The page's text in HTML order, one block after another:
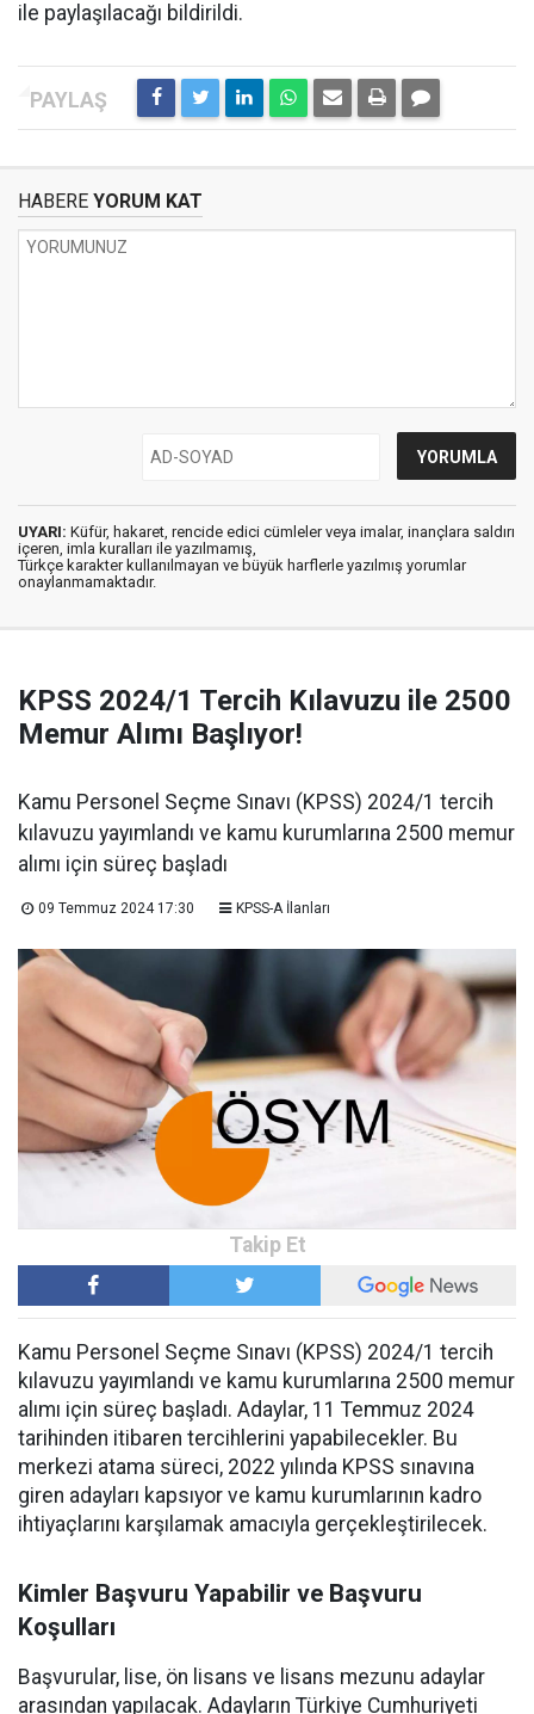
ile paylaşılacağı bildirildi.
HABERE YORUM KAT
UYARI: Küfür, hakaret, rencide edici cümleler veya imalar, inançlara saldırı
içeren, imla kuralları ile yazılmamış,
Türkçe karakter kullanılmayan ve büyük harflerle yazılmış yorumlar
onaylanmamaktadır.
KPSS 2024/1 Tercih Kılavuzu ile 2500
Memur Alımı Başlıyor!
Kamu Personel Seçme Sınavı (KPSS) 2024/1 tercih
kılavuzu yayımlandı ve kamu kurumlarına 2500 memur
alımı için süreç başladı
09 Temmuz 2024 17:30 KPSS-A İlanları
Kamu Personel Seçme Sınavı (KPSS) 2024/1 tercih
kılavuzu yayımlandı ve kamu kurumlarına 2500 memur
alımı için süreç başladı. Adaylar, 11 Temmuz 2024
tarihinden itibaren tercihlerini yapabilecekler. Bu
merkezi atama süreci, 2022 yılında KPSS sınavına
giren adayları kapsıyor ve kamu kurumlarının kadro
ihtiyaçlarını karşılamak amacıyla gerçekleştirilecek.
Kimler Başvuru Yapabilir ve Başvuru
Koşulları
Başvurular, lise, ön lisans ve lisans mezunu adaylar
arasından yapılacak. Adayların Türkiye Cumhuriyeti